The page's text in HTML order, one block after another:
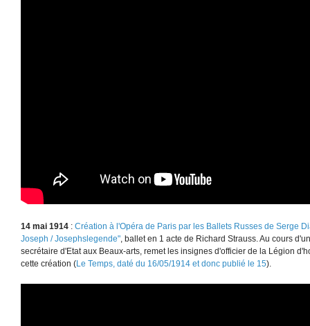
14 mai 1914 : Création à l'Opéra de Paris par les Ballets Russes de Serge
Joseph / Josephslegende" , ballet en 1 acte de Richard Strauss. Au cours
secrétaire d'Etat aux Beaux-arts, remet les insignes d'officier de la Légion
cette création (Le Temps, daté du 16/05/1914 et donc publié le 15).